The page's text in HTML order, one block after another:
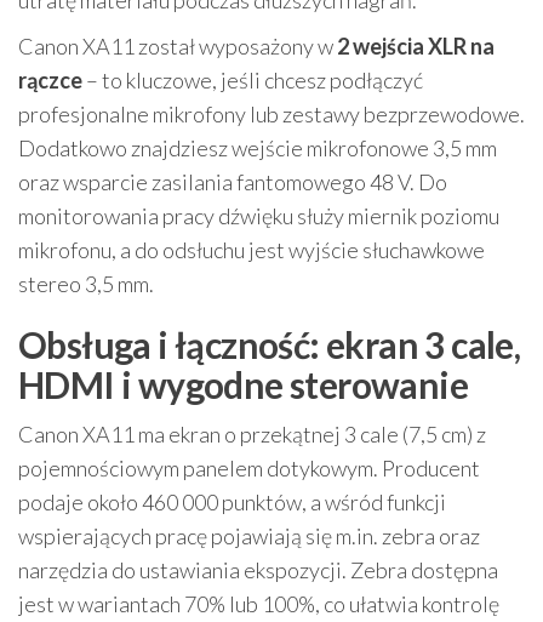
Canon XA11 został wyposażony w2 wejścia XLR na
rączce– to kluczowe, jeśli chcesz podłączyć
profesjonalne mikrofony lub zestawy bezprzewodowe.
Dodatkowo znajdziesz wejście mikrofonowe 3,5 mm
oraz wsparcie zasilania fantomowego 48 V. Do
monitorowania pracy dźwięku służy miernik poziomu
mikrofonu, a do odsłuchu jest wyjście słuchawkowe
stereo 3,5 mm.
Obsługa i łączność: ekran 3 cale,
HDMI i wygodne sterowanie
Canon XA11 ma ekran o przekątnej 3 cale (7,5 cm) z
pojemnościowym panelem dotykowym. Producent
podaje około 460 000 punktów, a wśród funkcji
wspierających pracę pojawiają się m.in. zebra oraz
narzędzia do ustawiania ekspozycji. Zebra dostępna
jest w wariantach 70% lub 100%, co ułatwia kontrolę